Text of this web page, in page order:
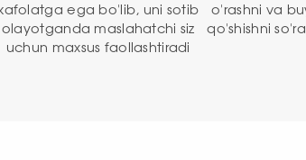
ega bo'lib, uni sotib
olayotganda maslahatchi siz
uchun maxsus faollashtiradi
o'rashni va
qo'shishni